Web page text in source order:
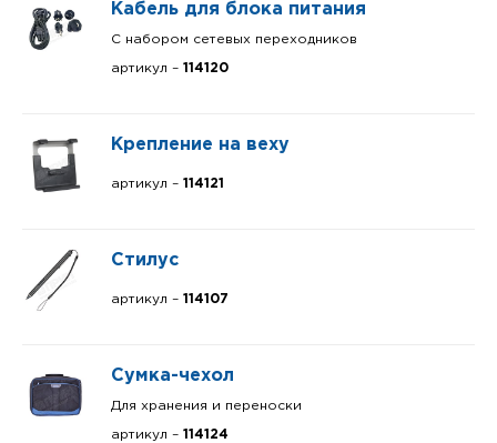
Кабель для блока питания
С набором сетевых переходников
артикул – 114120
Крепление на веху
артикул – 114121
Стилус
артикул – 114107
Сумка-чехол
Для хранения и переноски
артикул – 114124